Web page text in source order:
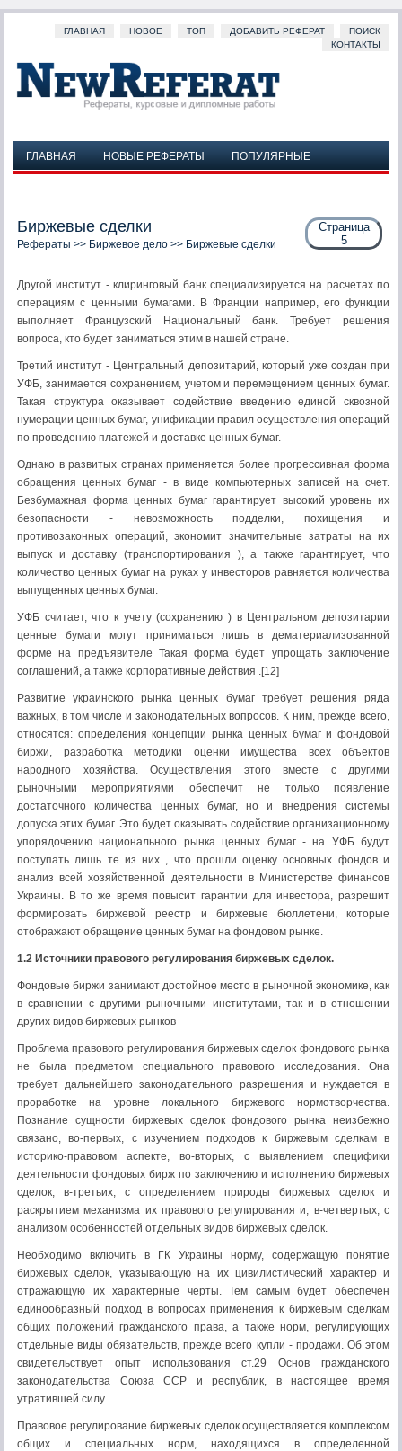
ГЛАВНАЯ НОВОЕ ТОП ДОБАВИТЬ РЕФЕРАТ
ПОИСК
КОНТАКТЫ
ГЛАВНАЯ НОВЫЕ РЕФЕРАТЫ
ПОПУЛЯРНЫЕ
Страница
5
Биржевые сделки
Рефераты >> Биржевое дело >> Биржевые сделки
Другой институт - клиринговый банк специализируется на расчетах по
операциям с ценными бумагами. В Франции например, его функции
выполняет Французский Национальный банк. Требует решения
вопроса, кто будет заниматься этим в нашей стране.
Третий институт - Центральный депозитарий, который уже создан при
УФБ, занимается сохранением, учетом и перемещением ценных бумаг.
Такая структура оказывает содействие введению единой сквозной
нумерации ценных бумаг, унификации правил осуществления операций
по проведению платежей и доставке ценных бумаг.
Однако в развитых странах применяется более прогрессивная форма
обращения ценных бумаг - в виде компьютерных записей на счет.
Безбумажная форма ценных бумаг гарантирует высокий уровень их
безопасности - невозможность подделки, похищения и
противозаконных операций, экономит значительные затраты на их
выпуск и доставку (транспортирования ), а также гарантирует, что
количество ценных бумаг на руках у инвесторов равняется количества
выпущенных ценных бумаг.
УФБ считает, что к учету (сохранению ) в Центральном депозитарии
ценные бумаги могут приниматься лишь в дематериализованной
форме на предъявителе Такая форма будет упрощать заключение
соглашений, а также корпоративные действия .[12]
Развитие украинского рынка ценных бумаг требует решения ряда
важных, в том числе и законодательных вопросов. К ним, прежде всего,
относятся: определения концепции рынка ценных бумаг и фондовой
биржи, разработка методики оценки имущества всех объектов
народного хозяйства. Осуществления этого вместе с другими
рыночными мероприятиями обеспечит не только появление
достаточного количества ценных бумаг, но и внедрения системы
допуска этих бумаг. Это будет оказывать содействие организационному
упорядочению национального рынка ценных бумаг - на УФБ будут
поступать лишь те из них , что прошли оценку основных фондов и
анализ всей хозяйственной деятельности в Министерстве финансов
Украины. В то же время повысит гарантии для инвестора, разрешит
формировать биржевой реестр и биржевые бюллетени, которые
отображают обращение ценных бумаг на фондовом рынке.
1.2 Источники правового регулирования биржевых сделок.
Фондовые биржи занимают достойное место в рыночной экономике, как
в сравнении с другими рыночными институтами, так и в отношении
других видов биржевых рынков
Проблема правового регулирования биржевых сделок фондового рынка
не была предметом специального правового исследования. Она
требует дальнейшего законодательного разрешения и нуждается в
проработке на уровне локального биржевого нормотворчества.
Познание сущности биржевых сделок фондового рынка неизбежно
связано, во-первых, с изучением подходов к биржевым сделкам в
историко-правовом аспекте, во-вторых, с выявлением специфики
деятельности фондовых бирж по заключению и исполнению биржевых
сделок, в-третьих, с определением природы биржевых сделок и
раскрытием механизма их правового регулирования и, в-четвертых, с
анализом особенностей отдельных видов биржевых сделок.
Необходимо включить в ГК Украины норму, содержащую понятие
биржевых сделок, указывающую на их цивилистический характер и
отражающую их характерные черты. Тем самым будет обеспечен
единообразный подход в вопросах применения к биржевым сделкам
общих положений гражданского права, а также норм, регулирующих
отдельные виды обязательств, прежде всего купли - продажи. Об этом
свидетельствует опыт использования ст.29 Основ гражданского
законодательства Союза ССР и республик, в настоящее время
утратившей силу
Правовое регулирование биржевых сделок осуществляется комплексом
общих и специальных норм, находящихся в определенной